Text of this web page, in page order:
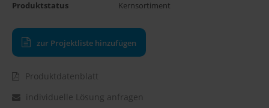
Produktstatus Kernsortiment
zur Projektliste hinzufügen
Produktdatenblatt
individuelle Lösung anfragen